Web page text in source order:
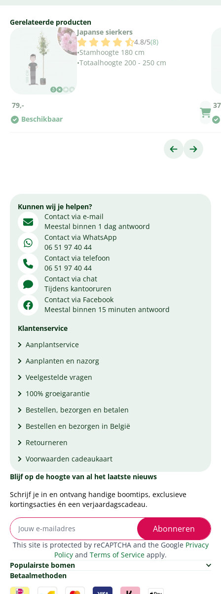
Gerelateerde producten
Japanse sierkers
4.8/5(8)
•Stamhoogte 180 cm
•Totaalhoogte 200 - 250 cm
79,-
Beschikbaar
Kunnen wij je helpen?
Contact via e-mail
Meestal binnen 1 dag antwoord
Contact via WhatsApp
06 51 97 40 44
Contact via telefoon
06 51 97 40 44
Contact via chat
Tijdens kantooruren
Contact via Facebook
Meestal binnen 15 minuten antwoord
Klantenservice
Aanplantservice
Aanplanten en nazorg
Veelgestelde vragen
100% groeigarantie
Bestellen, bezorgen en betalen
Bestellen en bezorgen in België
Retourneren
Voorwaarden cadeaukaart
Blijf op de hoogte van al het laatste nieuws
Schrijf je in en ontvang handige boomtips, exclusieve
kortingsacties én een verjaardagscadeau.
Abonneren
This site is protected by reCAPTCHA and the Google Privacy
Policy and Terms of Service apply.
Populairste bomen
Betaalmethoden